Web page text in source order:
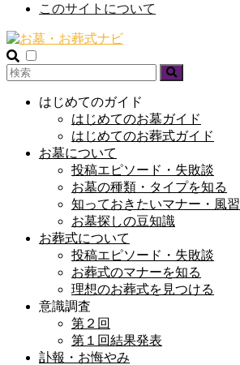
このサイトについて
はじめてのガイド
はじめてのお墓ガイド
はじめてのお葬式ガイド
お墓について
投稿エピソード・失敗談
お墓の種類・タイプを知る
知っておきたいマナー・風習
お墓探しの豆知識
お葬式について
投稿エピソード・失敗談
お葬式のマナーを知る
理想のお葬式を見つける
意識調査
第２回
第１回結果発表
訃報・お悔やみ